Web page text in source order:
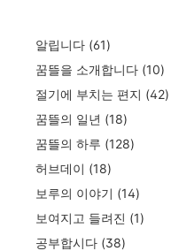
알립니다 (61)
꿈뜰을 소개합니다 (10)
절기에 부치는 편지 (42)
꿈뜰의 일년 (18)
꿈뜰의 하루 (128)
허브데이 (18)
보루의 이야기 (14)
보여지고 들려진 (1)
공부합시다 (38)